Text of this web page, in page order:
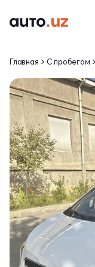
Главная С пробегом